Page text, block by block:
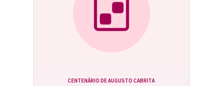
CENTENÁRIO DE AUGUSTO CABRITA